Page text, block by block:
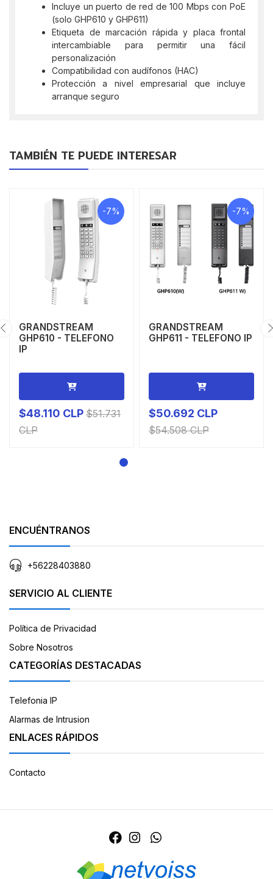
Incluye un puerto de red de 100 Mbps con PoE
(solo GHP610 y GHP611)
Etiqueta de marcación rápida y placa frontal
intercambiable para permitir una fácil
personalización
Compatibilidad con audífonos (HAC)
Protección a nivel empresarial que incluye
arranque seguro
TAMBIÉN TE PUEDE INTERESAR
-7%
GRANDSTREAM
GHP610 - TELEFONO
IP
$48.110 CLP $51.731
CLP
-7%
GRANDSTREAM
GHP611 - TELEFONO IP
$50.692 CLP
$54.508 CLP
ENCUÉNTRANOS
+56228403880
SERVICIO AL CLIENTE
Política de Privacidad
Sobre Nosotros
CATEGORÍAS DESTACADAS
Telefonia IP
Alarmas de Intrusion
ENLACES RÁPIDOS
Contacto